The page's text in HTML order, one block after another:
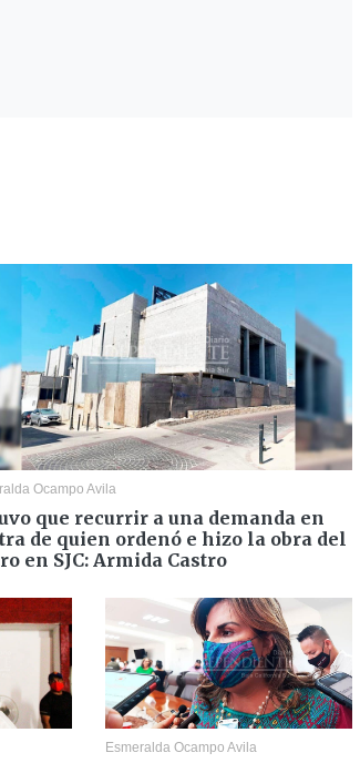
Ocampo Avila
que recurrir a una demanda en
de quien ordenó e hizo la obra del
en SJC: Armida Castro
Esmeralda Ocampo Avila